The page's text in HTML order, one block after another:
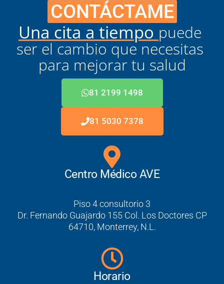
CONTÁCTAME
Una cita a tiempo puede
ser el cambio que necesitas
para mejorar tu salud
81 5030 7378
81 2199 1498
Centro Médico AVE
Piso 4 consultorio 3
Dr. Fernando Guajardo 155 Col. Los Doctores CP
64710, Monterrey, N.L.
Horario